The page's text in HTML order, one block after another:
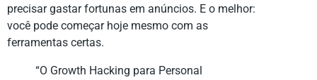
precisar gastar fortunas em anúncios. E o melhor:
você pode começar hoje mesmo com as
ferramentas certas.
“O Growth Hacking para Personal